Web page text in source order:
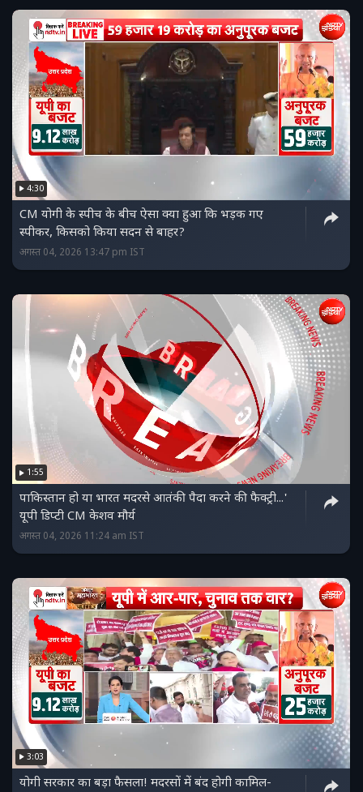
4:30
CM योगी के स्पीच के बीच ऐसा क्या हुआ कि भड़क गए
स्पीकर, किसको किया सदन से बाहर?
अगस्त 04, 2026 13:47 pm IST
1:55
पाकिस्‍तान हो या भारत मदरसे आतंकी पैदा करने की फैक्ट्री...'
यूपी डिप्‍टी CM केशव मौर्य
अगस्त 04, 2026 11:24 am IST
3:03
योगी सरकार का बड़ा फैसला! मदरसों में बंद होगी कामिल-